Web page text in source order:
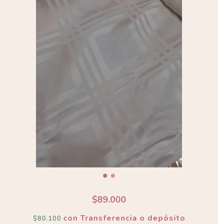
$89.000
$80.100 con Transferencia o depósito